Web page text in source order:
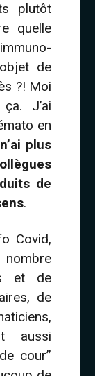
plutôt
quelle
de
?! Moi
J’ai
en
plus
de
.
Covid,
nombre
et de
de
aussi
cour”